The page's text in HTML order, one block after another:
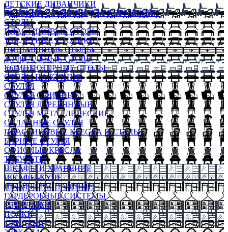
ДЕТСКИЕ ДИВАНЧИКИ
ДЕТСКИЙ СТУЛЬЧИК ДЛЯ КОРМЛЕНИЯ
СТОЛЫ
ПЛАСТИКОВЫЕ СТОЛЫ
ТУАЛЕТНЫЕ СТОЛИКИ
ПИСЬМЕННЫЕ СТОЛЫ
ЖУРНАЛЬНЫЕ СТОЛЫ
КОМПЬЮТЕРНЫЕ СТОЛЫ
СТОЛЫ НА КУХНЮ
СТУЛЬЯ
СТУЛЬЯ ОФИСНЫЕ
СТУЛЬЯ ДЕРЕВЯННЫЕ
СТУЛЬЯ МЕТАЛЛИЧЕСКИЕ
СКЛАДНЫЕ СТУЛЬЯ
ПЛАСТИКОВЫЕ КРЕСЛА И СТУЛЬЯ
БАРНЫЕ СТУЛЬЯ
ОФИСНЫЕ КРЕСЛА
ТАБУРЕТЫ
ШКАФЫ И ХРАНЕНИЕ
ШКАФЫ-КУПЕ
ШКАФЫ-РАСПАШНЫЕ
ГАРДЕРОБНЫЕ СИСТЕМЫ
СТЕЛЛАЖИ
ПОЛКИ
СУНДУКИ